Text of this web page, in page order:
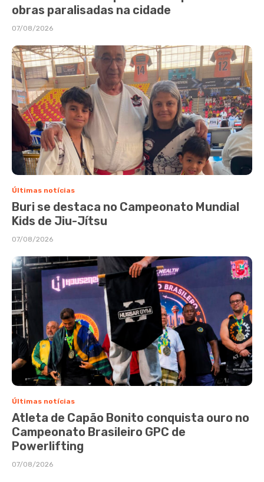
obras paralisadas na cidade
07/08/2026
Últimas notícias
Buri se destaca no Campeonato Mundial
Kids de Jiu-Jítsu
07/08/2026
Últimas notícias
Atleta de Capão Bonito conquista ouro no
Campeonato Brasileiro GPC de
Powerlifting
07/08/2026